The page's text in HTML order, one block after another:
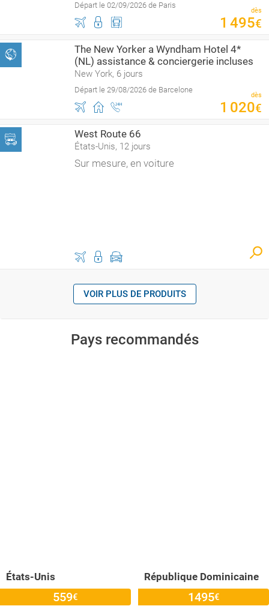
Départ le 02/09/2026 de Paris
dès
1 495€
The New Yorker a Wyndham Hotel 4*
(NL) assistance & conciergerie incluses
New York, 6 jours
Départ le 29/08/2026 de Barcelone
dès
1 020€
West Route 66
États-Unis, 12 jours
Sur mesure, en voiture
VOIR PLUS DE PRODUITS
Pays recommandés
États-Unis
559€
République Dominicaine
1495€